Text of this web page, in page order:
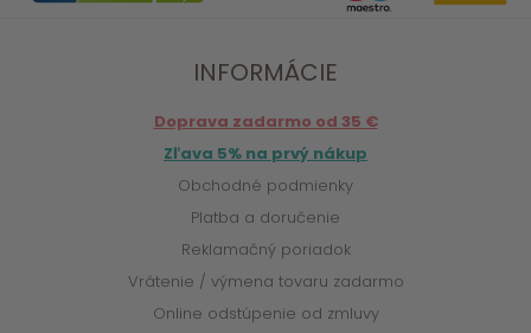
INFORMÁCIE
Doprava zadarmo od 35 €
Zľava 5% na prvý nákup
Obchodné podmienky
Platba a doručenie
Reklamačný poriadok
Vrátenie / výmena tovaru zadarmo
Online odstúpenie od zmluvy